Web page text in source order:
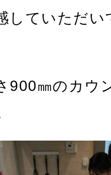
していただ
900㎜のカウ